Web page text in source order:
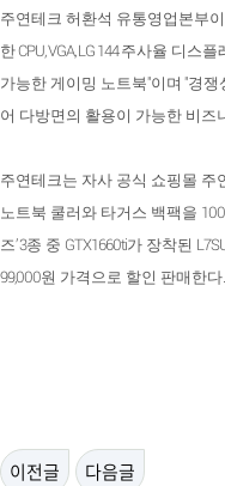
주연테크 허환석 유통영업본부
한CPU, VGA, LG 144주사율 디스플
가능한 게이밍 노트북"이며 "경쟁
어 다방면의 활용이 가능한 비즈
주연테크는 자사 공식 쇼핑몰 주
노트북 쿨러와 타거스 백팩을
즈’ 3종 중 GTX1660ti가 장착된
99,000원 가격으로 할인 판매한다.
이전글 다음글